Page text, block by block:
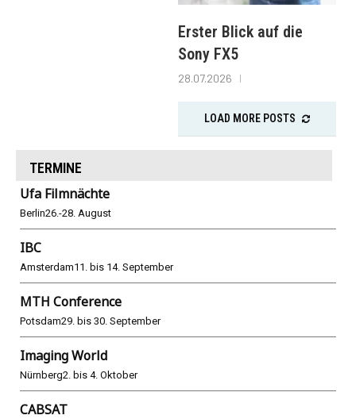
Erster Blick auf die
Sony FX5
28.07.2026
LOAD MORE POSTS
TERMINE
Ufa Filmnächte
Berlin26.-28. August
IBC
Amsterdam11. bis 14. September
MTH Conference
Potsdam29. bis 30. September
Imaging World
Nürnberg2. bis 4. Oktober
CABSAT